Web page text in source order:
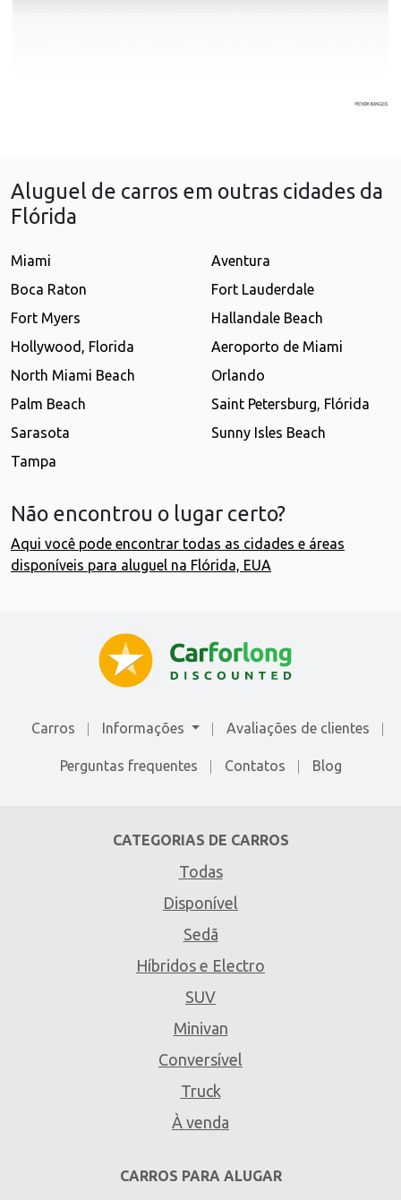
Aluguel de carros em outras cidades da
Flórida
Miami
Aventura
Boca Raton
Fort Lauderdale
Fort Myers
Hallandale Beach
Hollywood, Florida
Aeroporto de Miami
North Miami Beach
Orlando
Palm Beach
Saint Petersburg, Flórida
Sarasota
Sunny Isles Beach
Tampa
Não encontrou o lugar certo?
Aqui você pode encontrar todas as cidades e áreas
disponíveis para aluguel na Flórida, EUA
Carros Informações Avaliações de сlientes
Perguntas frequentes Contatos Blog
CATEGORIAS DE CARROS
Todas
Disponível
Sedã
Híbridos e Electro
SUV
Minivan
Conversível
Truck
À venda
CARROS PARA ALUGAR